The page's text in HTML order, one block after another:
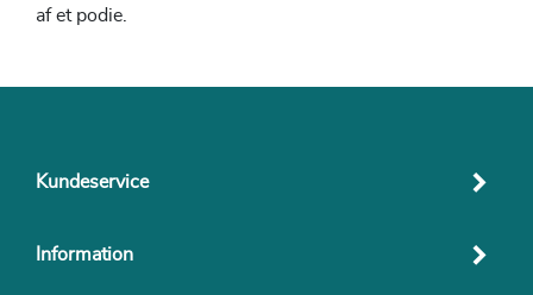
af et podie.
Kundeservice
Information